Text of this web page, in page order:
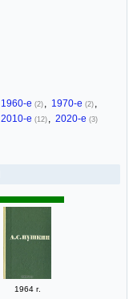
1960-е (2) 1970-е (2)
2010-е (12) 2020-е (3)
1964 г.